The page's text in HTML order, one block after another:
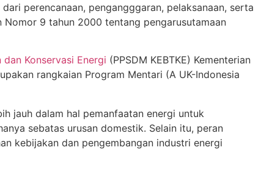
perencanaan, pengangggaran, pelaksanaan, serta
9 tahun 2000 tentang pengarusutamaan
Konservasi Energi (PPSDM KEBTKE) Kementerian
rangkaian Program Mentari (A UK-Indonesia
jauh dalam hal pemanfaatan energi untuk
sebatas urusan domestik. Selain itu, peran
kebijakan dan pengembangan industri energi